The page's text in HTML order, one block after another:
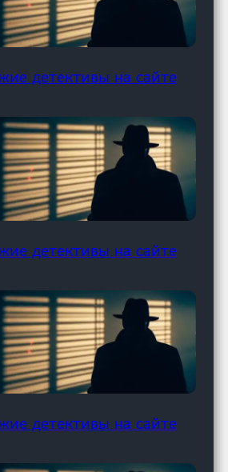
детективы на сайте
детективы на сайте
детективы на сайте